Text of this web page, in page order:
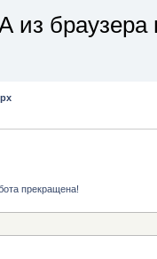
из браузера
прекращена!